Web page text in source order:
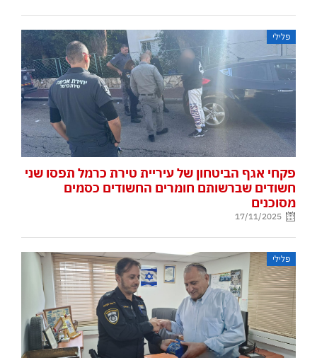
פלילי
פקחי אגף הביטחון של עיריית טירת כרמל תפסו שני
חשודים שברשותם חומרים החשודים כסמים
מסוכנים
17/11/2025
פלילי